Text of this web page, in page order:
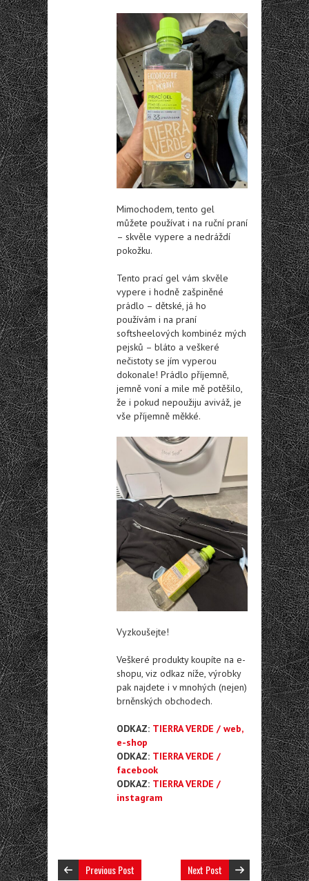
Mimochodem, tento gel
můžete používat i na ruční praní
– skvěle vypere a nedráždí
pokožku.
Tento prací gel vám skvěle
vypere i hodně zašpiněné
prádlo – dětské, já ho
používám i na praní
softsheelových kombinéz mých
pejsků – bláto a veškeré
nečistoty se jím vyperou
dokonale! Prádlo příjemně,
jemně voní a mile mě potěšilo,
že i pokud nepoužiju aviváž, je
vše příjemně měkké.
Vyzkoušejte!
Veškeré produkty koupíte na e-
shopu, viz odkaz níže, výrobky
pak najdete i v mnohých (nejen)
brněnských obchodech.
ODKAZ: TIERRA VERDE / web,
e-shop
ODKAZ: TIERRA VERDE /
facebook
ODKAZ: TIERRA VERDE /
instagram
Previous Post Next Post